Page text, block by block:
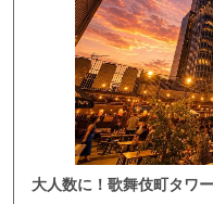
大人数に！歌舞伎町タワ